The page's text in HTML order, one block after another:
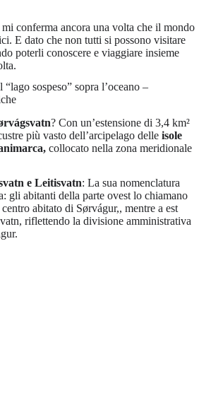
conferma ancora una volta che il mondo
E dato che non tutti si possono visitare
poterli conoscere e viaggiare insieme
sospeso” sopra l’oceano –
? Con un’estensione di 3,4 km²
più vasto dell’arcipelago delle isole
collocato nella zona meridionale
e Leitisvatn: La sua nomenclatura
gli abitanti della parte ovest lo chiamano
abitato di Sørvágur,, mentre a est
riflettendo la divisione amministrativa